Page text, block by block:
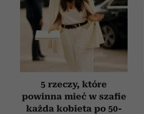
5 rzeczy, które
powinna mieć w szafie
każda kobieta po 50-